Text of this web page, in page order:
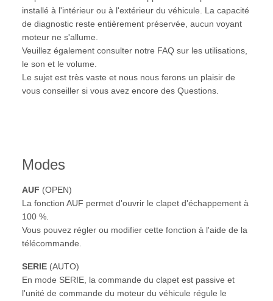
installé à l'intérieur ou à l'extérieur du véhicule. La capacité
de diagnostic reste entièrement préservée, aucun voyant
moteur ne s'allume.
Veuillez également consulter notre FAQ sur les utilisations,
le son et le volume.
Le sujet est très vaste et nous nous ferons un plaisir de
vous conseiller si vous avez encore des Questions.
Modes
AUF (OPEN)
La fonction AUF permet d'ouvrir le clapet d'échappement à
100 %.
Vous pouvez régler ou modifier cette fonction à l'aide de la
télécommande.
SERIE (AUTO)
En mode SERIE, la commande du clapet est passive et
l'unité de commande du moteur du véhicule régule le